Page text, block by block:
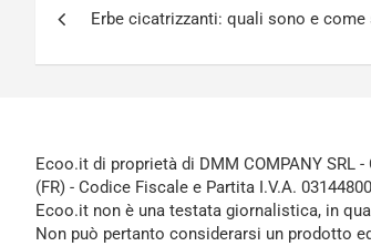
Erbe cicatrizzanti: quali sono e come
Ecoo.it di proprietà di DMM COMPANY SRL
(FR) - Codice Fiscale e Partita I.V.A.
Ecoo.it non è una testata giornalistica, in
Non può pertanto considerarsi un prodotto